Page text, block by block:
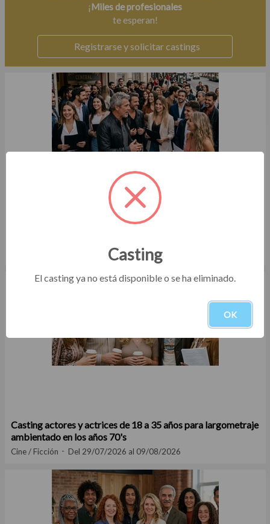
¡Miles de profesionales
te esperan!
Registrarse y solicitar castings
Casting abierto hombres y mujeres para serie vertical en
Del 30/07/2026 al 20/08/2026
Casting actores y actrices de 18 a 35 años para largometraje
ambientado en los años 70's
Cine / Ficción Del 29/07/2026 al 09/08/2026
Casting
El casting ya no está disponible o se ha eliminado.
OK